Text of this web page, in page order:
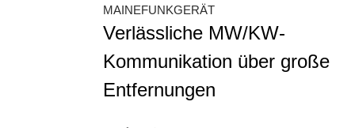
MAINEFUNKGERÄT
Verlässliche MW/KW-
Kommunikation über große
Entfernungen